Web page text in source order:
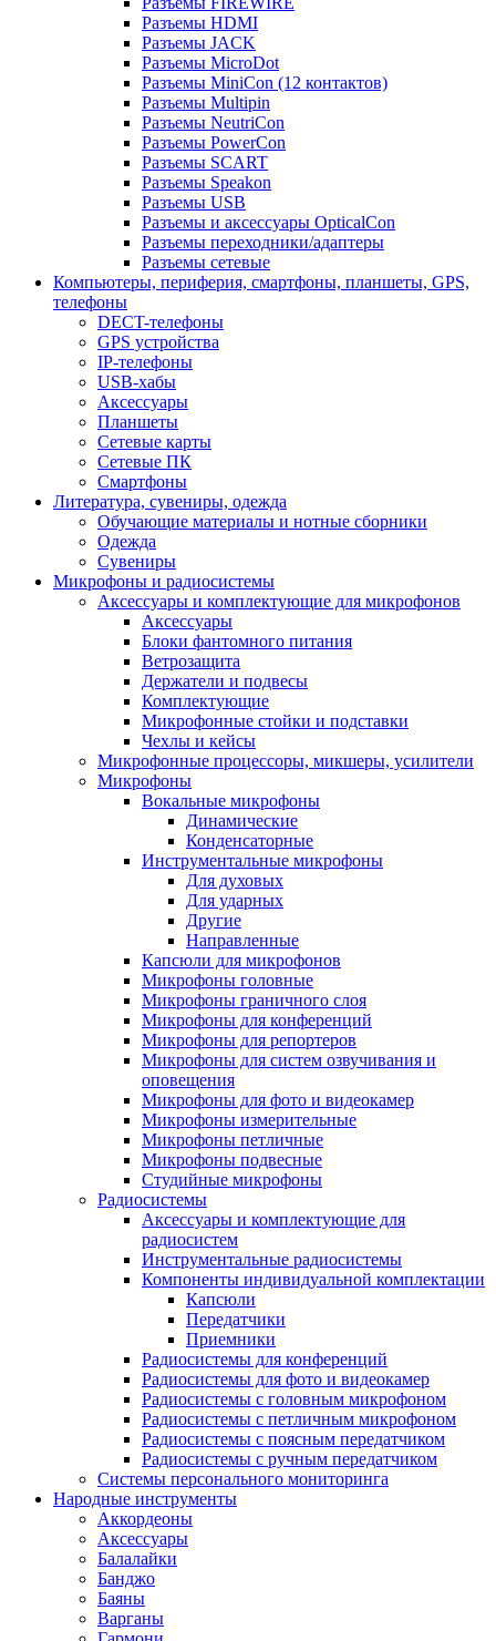
Разъемы HDMI
Разъемы JACK
Разъемы MicroDot
Разъемы MiniCon (12 контактов)
Разъемы Multipin
Разъемы NeutriCon
Разъемы PowerCon
Разъемы SCART
Разъемы Speakon
Разъемы USB
Разъемы и аксессуары OpticalCon
Разъемы переходники/адаптеры
Разъемы сетевые
Компьютеры, периферия, смартфоны, планшеты, GPS,
телефоны
DECT-телефоны
GPS устройства
IP-телефоны
USB-хабы
Аксессуары
Планшеты
Сетевые карты
Сетевые ПК
Смартфоны
Литература, сувениры, одежда
Обучающие материалы и нотные сборники
Одежда
Сувениры
Микрофоны и радиосистемы
Аксессуары и комплектующие для микрофонов
Аксессуары
Блоки фантомного питания
Ветрозащита
Держатели и подвесы
Комплектующие
Микрофонные стойки и подставки
Чехлы и кейсы
Микрофонные процессоры, микшеры, усилители
Микрофоны
Вокальные микрофоны
Динамические
Конденсаторные
Инструментальные микрофоны
Для духовых
Для ударных
Другие
Направленные
Капсюли для микрофонов
Микрофоны головные
Микрофоны граничного слоя
Микрофоны для конференций
Микрофоны для репортеров
Микрофоны для систем озвучивания и
оповещения
Микрофоны для фото и видеокамер
Микрофоны измерительные
Микрофоны петличные
Микрофоны подвесные
Студийные микрофоны
Радиосистемы
Аксессуары и комплектующие для
радиосистем
Инструментальные радиосистемы
Компоненты индивидуальной комплектации
Капсюли
Передатчики
Приемники
Радиосистемы для конференций
Радиосистемы для фото и видеокамер
Радиосистемы с головным микрофоном
Радиосистемы с петличным микрофоном
Радиосистемы с поясным передатчиком
Радиосистемы с ручным передатчиком
Системы персонального мониторинга
Народные инструменты
Аккордеоны
Аксессуары
Балалайки
Банджо
Баяны
Варганы